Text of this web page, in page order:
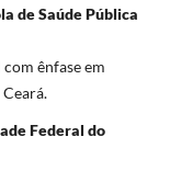
de Saúde Pública
ênfase em
Federal do